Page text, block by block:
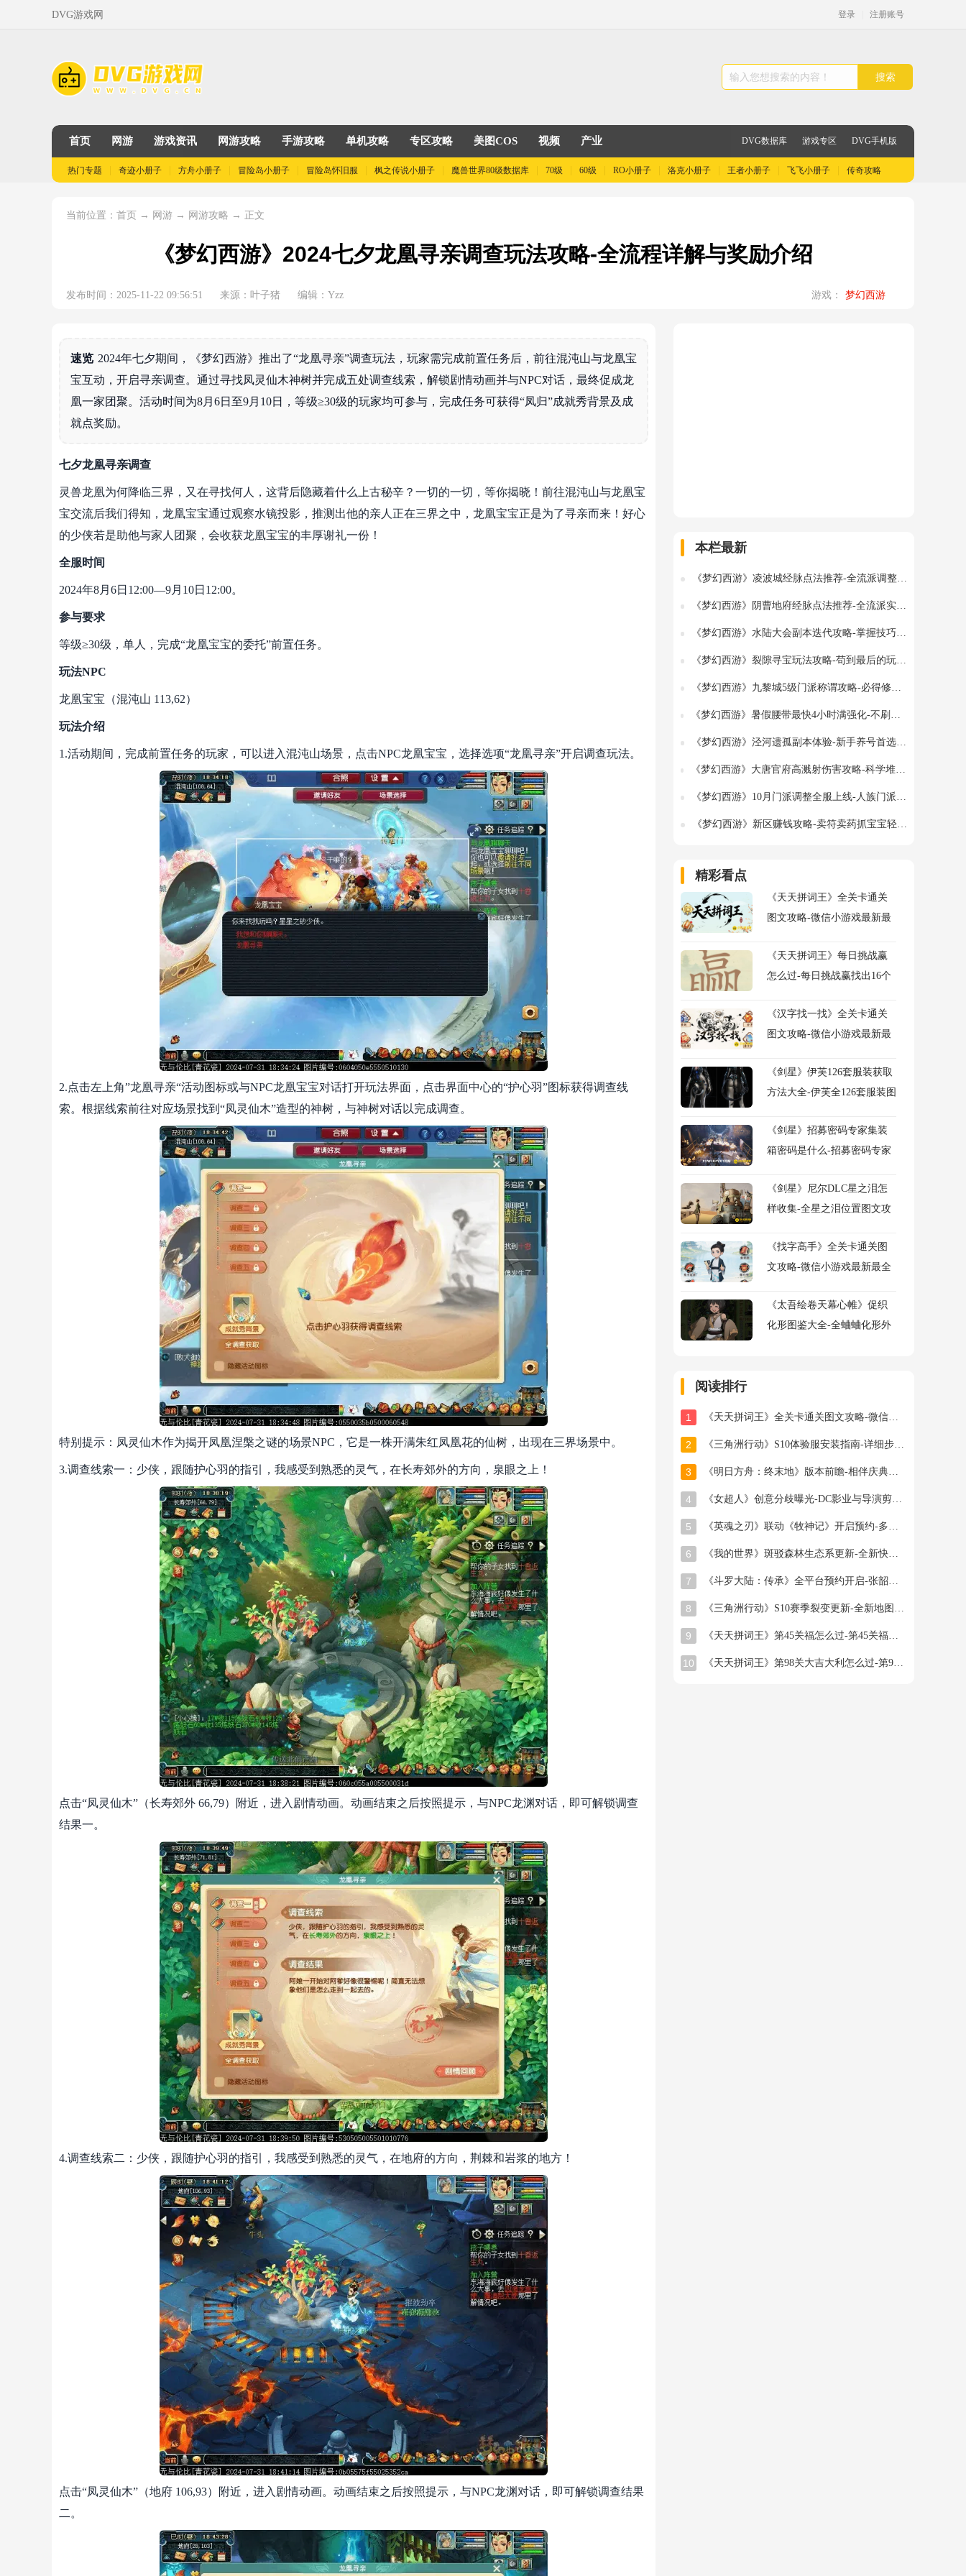
DVG游戏网 登录 注册账号
搜索
首页 网游 游戏资讯 网游攻略 手游攻略 单机攻略 专区攻略 美图COS 视频 产业 DVG数据库 游戏专区 DVG手机版
热门专题 奇迹小册子 方舟小册子 冒险岛小册子 冒险岛怀旧服 枫之传说小册子 魔兽世界80级数据库 70级 60级 RO小册子 洛克小册子 王者小册子 飞飞小册子 传奇攻略
当前位置： 首页 → 网游 → 网游攻略 → 正文
《梦幻西游》2024七夕龙凰寻亲调查玩法攻略-全流程详解与奖励介绍
发布时间：2025-11-22 09:56:51 来源：叶子猪 编辑：Yzz 游戏： 梦幻西游
速览 2024年七夕期间，《梦幻西游》推出了“龙凰寻亲”调查玩法，玩家需完成前置任务后，前往混沌山与龙凰宝
宝互动，开启寻亲调查。通过寻找凤灵仙木神树并完成五处调查线索，解锁剧情动画并与NPC对话，最终促成龙
凰一家团聚。活动时间为8月6日至9月10日，等级≥30级的玩家均可参与，完成任务可获得“凤归”成就秀背景及成
就点奖励。
七夕龙凰寻亲调查
灵兽龙凰为何降临三界，又在寻找何人，这背后隐藏着什么上古秘辛？一切的一切，等你揭晓！前往混沌山与龙凰宝
宝交流后我们得知，龙凰宝宝通过观察水镜投影，推测出他的亲人正在三界之中，龙凰宝宝正是为了寻亲而来！好心
的少侠若是助他与家人团聚，会收获龙凰宝宝的丰厚谢礼一份！
全服时间
2024年8月6日12:00—9月10日12:00。
参与要求
等级≥30级，单人，完成“龙凰宝宝的委托”前置任务。
玩法NPC
龙凰宝宝（混沌山 113,62）
玩法介绍
1.活动期间，完成前置任务的玩家，可以进入混沌山场景，点击NPC龙凰宝宝，选择选项“龙凰寻亲”开启调查玩法。
2.点击左上角”龙凰寻亲“活动图标或与NPC龙凰宝宝对话打开玩法界面，点击界面中心的“护心羽”图标获得调查线
索。根据线索前往对应场景找到“凤灵仙木”造型的神树，与神树对话以完成调查。
特别提示：凤灵仙木作为揭开凤凰涅槃之谜的场景NPC，它是一株开满朱红凤凰花的仙树，出现在三界场景中。
3.调查线索一：少侠，跟随护心羽的指引，我感受到熟悉的灵气，在长寿郊外的方向，泉眼之上！
点击“凤灵仙木”（长寿郊外 66,79）附近，进入剧情动画。动画结束之后按照提示，与NPC龙渊对话，即可解锁调查
结果一。
4.调查线索二：少侠，跟随护心羽的指引，我感受到熟悉的灵气，在地府的方向，荆棘和岩浆的地方！
点击“凤灵仙木”（地府 106,93）附近，进入剧情动画。动画结束之后按照提示，与NPC龙渊对话，即可解锁调查结果
二。
本栏最新
《梦幻西游》凌波城经脉点法推荐-全流派调整解析
《梦幻西游》阴曹地府经脉点法推荐-全流派实用攻略解析
《梦幻西游》水陆大会副本迭代攻略-掌握技巧加速通关
《梦幻西游》裂隙寻宝玩法攻略-苟到最后的玩家才是王者
《梦幻西游》九黎城5级门派称谓攻略-必得修炼果与如意丹
《梦幻西游》暑假腰带最快4小时满强化-不刷环不打副本轻松获得
《梦幻西游》泾河遗孤副本体验-新手养号首选副本详解
《梦幻西游》大唐官府高溅射伤害攻略-科学堆暴击与山河画境玩法解析
《梦幻西游》10月门派调整全服上线-人族门派任务经脉点法详解
《梦幻西游》新区赚钱攻略-卖符卖药抓宝宝轻松致富
精彩看点
《天天拼词王》全关卡通关
图文攻略-微信小游戏最新最
《天天拼词王》每日挑战赢
怎么过-每日挑战赢找出16个
《汉字找一找》全关卡通关
图文攻略-微信小游戏最新最
《剑星》伊芙126套服装获取
方法大全-伊芙全126套服装图
《剑星》招募密码专家集装
箱密码是什么-招募密码专家
《剑星》尼尔DLC星之泪怎
样收集-全星之泪位置图文攻
《找字高手》全关卡通关图
文攻略-微信小游戏最新最全
《太吾绘卷天幕心帷》促织
化形图鉴大全-全蛐蛐化形外
阅读排行
1 《天天拼词王》全关卡通关图文攻略-微信小游戏最新最全关卡通关图文攻略
2 《三角洲行动》S10体验服安装指南-详细步骤与注意事项
3 《明日方舟：终末地》版本前瞻-相伴庆典与新干员登场
4 《女超人》创意分歧曝光-DC影业与导演剪辑之争
5 《英魂之刃》联动《牧神记》开启预约-多款旧皮返场半价星陨龙坐骑限时秒杀
6 《我的世界》斑驳森林生态系更新-全新快照版本抢先体验开启
7 《斗罗大陆：传承》全平台预约开启-张韶涵领衔邀你破茧成神
8 《三角洲行动》S10赛季裂变更新-全新地图首领与联动福利
9 《天天拼词王》第45关福怎么过-第45关福找出16个常用字图文攻略
10 《天天拼词王》第98关大吉大利怎么过-第98关大吉大利找出26个常用字图文攻略